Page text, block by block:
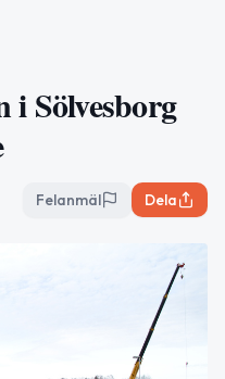
i Sölvesborg
Felanmäl Dela